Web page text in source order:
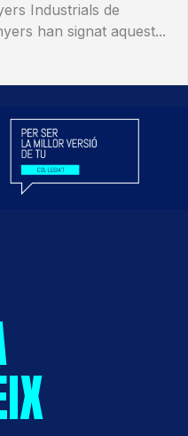
Industrials de
han signat aquest...